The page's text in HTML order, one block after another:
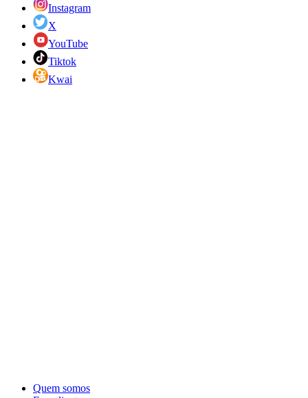
Instagram
X
YouTube
Tiktok
Kwai
Quem somos